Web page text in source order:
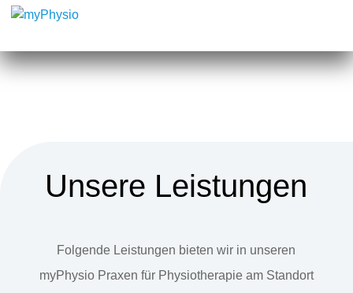
Unsere Leistungen
Folgende Leistungen bieten wir in unseren
myPhysio Praxen für Physiotherapie am Standort